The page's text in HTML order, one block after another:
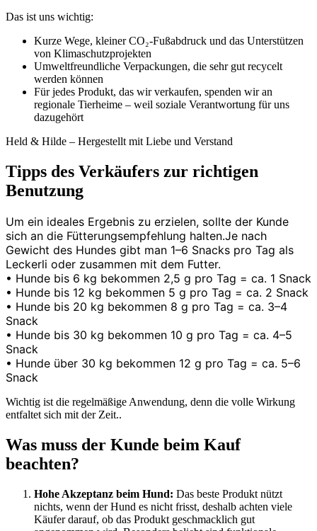
Das ist uns wichtig:
Kurze Wege, kleiner CO₂-Fußabdruck und das Unterstützen
von Klimaschutzprojekten
Umweltfreundliche Verpackungen, die sehr gut recycelt
werden können
Für jedes Produkt, das wir verkaufen, spenden wir an
regionale Tierheime – weil soziale Verantwortung für uns
dazugehört
Held & Hilde – Hergestellt mit Liebe und Verstand
Tipps des Verkäufers zur richtigen
Benutzung
Um ein ideales Ergebnis zu erzielen, sollte der Kunde
sich an die Fütterungsempfehlung halten.Je nach
Gewicht des Hundes gibt man 1–6 Snacks pro Tag als
Leckerli oder zusammen mit dem Futter.
• Hunde bis 6 kg bekommen 2,5 g pro Tag = ca. 1 Snack
• Hunde bis 12 kg bekommen 5 g pro Tag = ca. 2 Snack
• Hunde bis 20 kg bekommen 8 g pro Tag = ca. 3–4
Snack
• Hunde bis 30 kg bekommen 10 g pro Tag = ca. 4–5
Snack
• Hunde über 30 kg bekommen 12 g pro Tag = ca. 5–6
Snack
Wichtig ist die regelmäßige Anwendung, denn die volle Wirkung
entfaltet sich mit der Zeit..
Was muss der Kunde beim Kauf
beachten?
Hohe Akzeptanz beim Hund: Das beste Produkt nützt
nichts, wenn der Hund es nicht frisst, deshalb achten viele
Käufer darauf, ob das Produkt geschmacklich gut